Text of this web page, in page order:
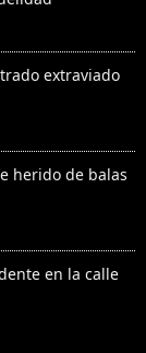
extraviado
herido de balas
en la calle